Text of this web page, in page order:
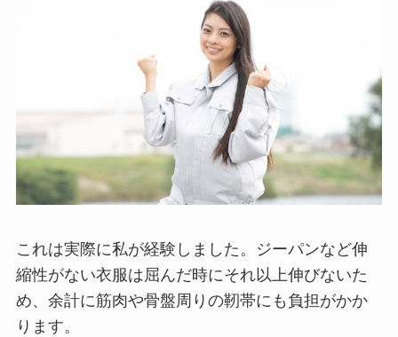
これは実際に私が経験しました。ジーパンなど伸
縮性がない衣服は屈んだ時にそれ以上伸びないた
め、余計に筋肉や骨盤周りの靭帯にも負担がかか
ります。